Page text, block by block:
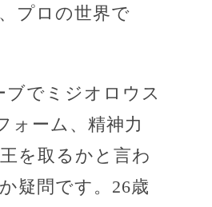
プロの世界で
でミジオロウス
ォーム、精神力
を取るかと言わ
疑問です。26歳